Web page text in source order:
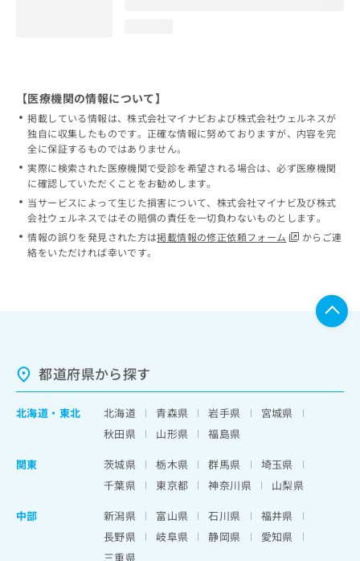
【医療機関の情報について】
掲載している情報は、株式会社マイナビおよび株式会社ウェルネスが
独自に収集したものです。正確な情報に努めておりますが、内容を完
全に保証するものではありません。
実際に検索された医療機関で受診を希望される場合は、必ず医療機関
に確認していただくことをお勧めします。
当サービスによって生じた損害について、株式会社マイナビ及び株式
会社ウェルネスではその賠償の責任を一切負わないものとします。
情報の誤りを発見された方は掲載情報の修正依頼フォーム
からご連
絡をいただければ幸いです。
都道府県から探す
北海道 ・ 東北 北海道 青森県 岩手県
宮城県
秋田県
山形県
福島県
関東
茨城県 栃木県 群馬県
埼玉県
千葉県
東京都 神奈川県
山梨県
中部
新潟県 富山県 石川県
福井県
長野県
岐阜県 静岡県
愛知県
三重県